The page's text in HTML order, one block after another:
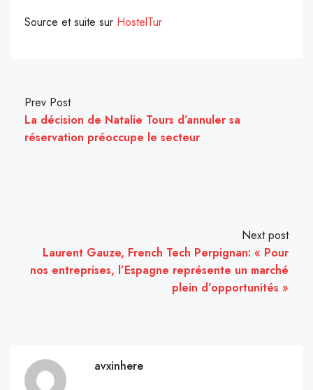
Source et suite sur HostelTur
Prev Post
La décision de Natalie Tours d’annuler sa
réservation préoccupe le secteur
Next post
Laurent Gauze, French Tech Perpignan: « Pour
nos entreprises, l’Espagne représente un marché
plein d’opportunités »
avxinhere